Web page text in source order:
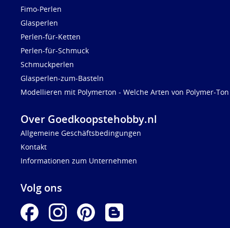
Fimo-Perlen
Glasperlen
Perlen-für-Ketten
Perlen-für-Schmuck
Schmuckperlen
Glasperlen-zum-Basteln
Modellieren mit Polymerton - Welche Arten von Polymer-
Over Goedkoopstehobby.nl
Allgemeine Geschäftsbedingungen
Kontakt
Informationen zum Unternehmen
Volg ons